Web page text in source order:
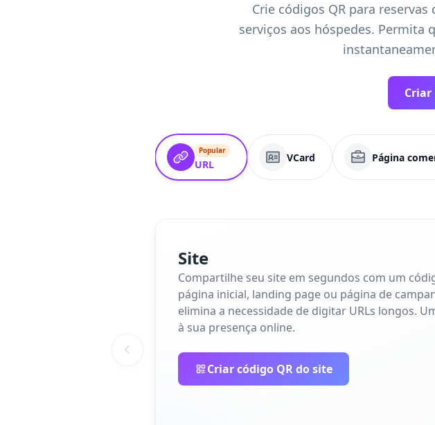
Crie códigos QR para
serviços aos hóspedes. Permita
Criar
Popular
URL
VCard Página
Site
Compartilhe seu site em segundos com um
página inicial, landing page ou página de
elimina a necessidade de digitar URLs longos.
à sua presença online.
Criar código QR do site